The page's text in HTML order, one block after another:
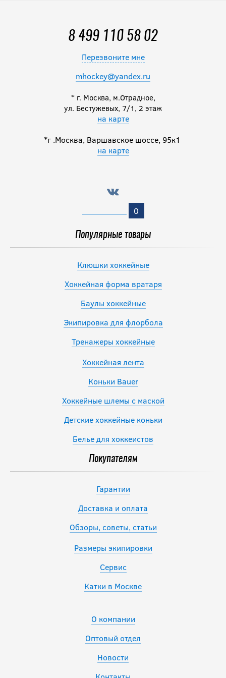
Сувенир McFarlane
фигурка тренер Don
Cherry
3 890 руб.
Сувенир McFarlane
3 990
8 499 110 58 02
Перезвоните мне
mhockey@yandex.ru
* г. Москва, м.Отрадное,
ул. Бестужевых, 7/1, 2 этаж
на карте
*г .Москва, Варшавское шоссе, 95к1
на карте
0
Популярные товары
Клюшки хоккейные
Хоккейная форма вратаря
Баулы хоккейные
Экипировка для флорбола
Тренажеры хоккейные
Хоккейная лента
Коньки Bauer
Хоккейные шлемы с маской
Детские хоккейные коньки
Белье для хоккеистов
Покупателям
Гарантии
Доставка и оплата
Обзоры, советы, статьи
Размеры экипировки
Сервис
Катки в Москве
О компании
Оптовый отдел
Новости